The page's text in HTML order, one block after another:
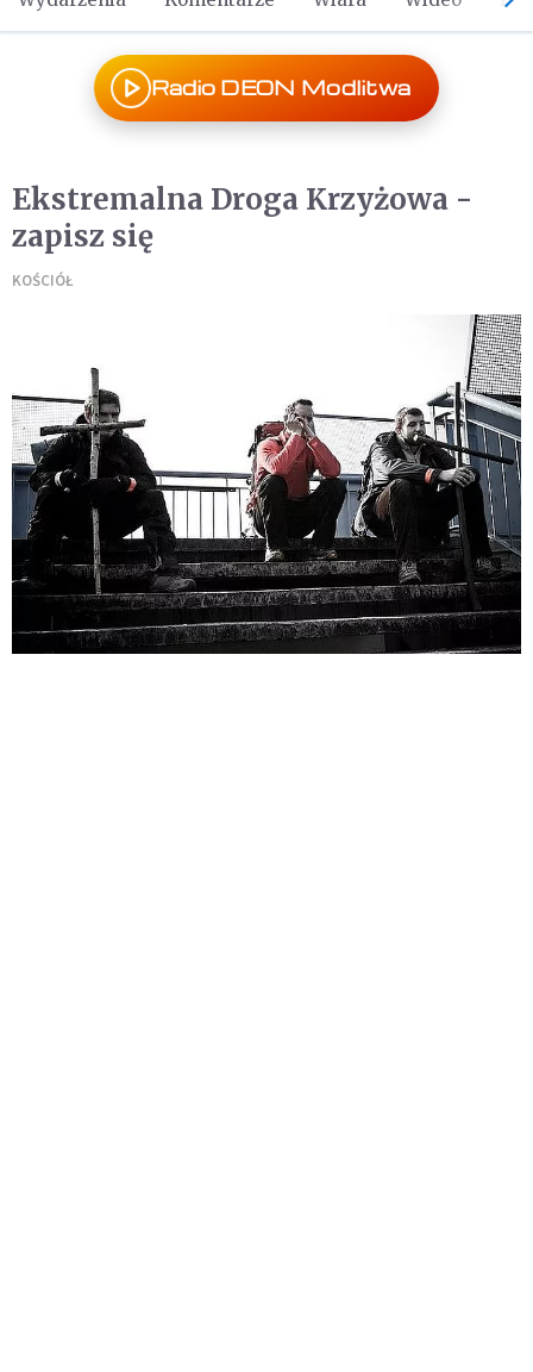
Radio DEON Modlitwa
Ekstremalna Droga Krzyżowa -
zapisz się
KOŚCIÓŁ